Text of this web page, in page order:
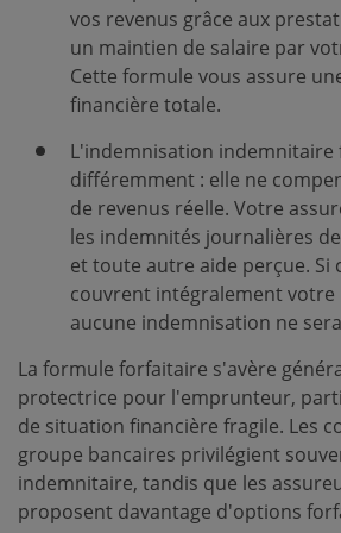
vos revenus grâce aux
un maintien de salaire par
Cette formule vous assure
financière totale.
L'indemnisation indemnitaire
différemment : elle ne
de revenus réelle. Votre
les indemnités journalières
et toute autre aide perçue. Si
couvrent intégralement votre
aucune indemnisation ne
La formule forfaitaire s'avère
protectrice pour l'emprunteur,
de situation financière fragile. Les
groupe bancaires privilégient
indemnitaire, tandis que les
proposent davantage d'options